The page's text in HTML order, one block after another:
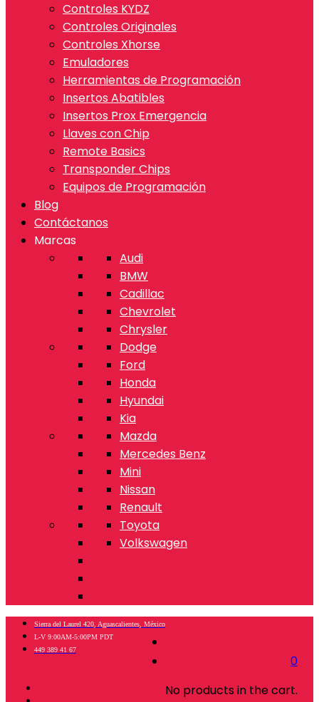
Controles KYDZ
Controles Originales
Controles Xhorse
Emuladores
Herramientas de Programación
Insertos Abatibles
Insertos Prox Emergencia
Llaves con Chip
Remote Basics
Transponder Chips
Equipos de Programación
Blog
Contáctanos
Marcas
Audi
BMW
Cadillac
Chevrolet
Chrysler
Dodge
Ford
Honda
Hyundai
Kia
Mazda
Mercedes Benz
Mini
Nissan
Renault
Toyota
Volkswagen
0
No products in the cart.
Sierra del Laurel 420, Aguascalientes, México
L-V 9:00AM-5:00PM PDT
449 389 41 67